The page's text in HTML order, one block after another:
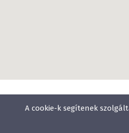
A cookie-k segítenek